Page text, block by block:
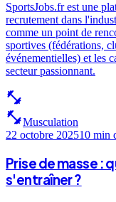
SportsJobs.fr est une
recrutement dans
comme un point de
sportives (fédérations,
événementielles) et les
secteur passionnant.
fitness_center
fitness_centerMusculation
22 octobre 202510 min
Prise de masse :
s'entraîner ?